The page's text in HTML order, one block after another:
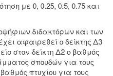
με 0, 0.25, 0.5, 0.75 και
διδακτόρων και των
αφαιρεθεί ο δείκτης Δ3
στον δείκτη Δ2 ο βαθμός
σπουδών για τους
πτυχίου για τους